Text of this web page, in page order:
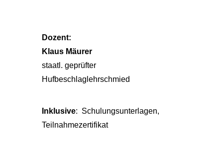
Dozent:
Klaus Mäurer
staatl. geprüfter
Hufbeschlaglehrschmied
Inklusive: Schulungsunterlagen,
Teilnahmezertifikat